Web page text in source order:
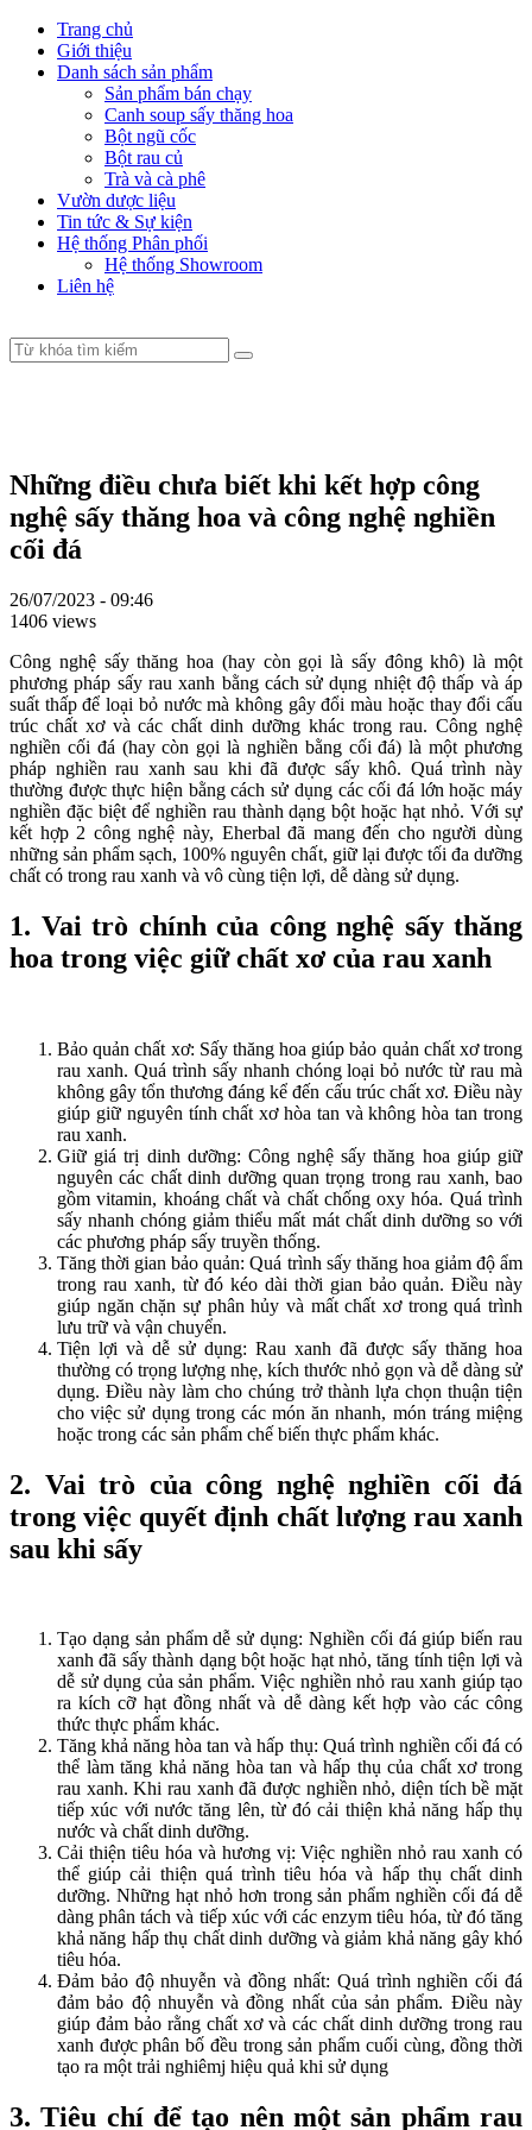
Trang chủ
Giới thiệu
Danh sách sản phẩm
Sản phẩm bán chạy
Canh soup sấy thăng hoa
Bột ngũ cốc
Bột rau củ
Trà và cà phê
Vườn dược liệu
Tin tức & Sự kiện
Hệ thống Phân phối
Hệ thống Showroom
Liên hệ
Những điều chưa biết khi kết hợp công
nghệ sấy thăng hoa và công nghệ nghiền
cối đá
26/07/2023 - 09:46
1406 views
Công nghệ sấy thăng hoa (hay còn gọi là sấy đông khô) là một
phương pháp sấy rau xanh bằng cách sử dụng nhiệt độ thấp và áp
suất thấp để loại bỏ nước mà không gây đổi màu hoặc thay đổi cấu
trúc chất xơ và các chất dinh dưỡng khác trong rau. Công nghệ
nghiền cối đá (hay còn gọi là nghiền bằng cối đá) là một phương
pháp nghiền rau xanh sau khi đã được sấy khô. Quá trình này
thường được thực hiện bằng cách sử dụng các cối đá lớn hoặc máy
nghiền đặc biệt để nghiền rau thành dạng bột hoặc hạt nhỏ. Với sự
kết hợp 2 công nghệ này, Eherbal đã mang đến cho người dùng
những sản phẩm sạch, 100% nguyên chất, giữ lại được tối đa dưỡng
chất có trong rau xanh và vô cùng tiện lợi, dễ dàng sử dụng.
1. Vai trò chính của công nghệ sấy thăng
hoa trong việc giữ chất xơ của rau xanh
Bảo quản chất xơ: Sấy thăng hoa giúp bảo quản chất xơ trong
rau xanh. Quá trình sấy nhanh chóng loại bỏ nước từ rau mà
không gây tổn thương đáng kể đến cấu trúc chất xơ. Điều này
giúp giữ nguyên tính chất xơ hòa tan và không hòa tan trong
rau xanh.
Giữ giá trị dinh dưỡng: Công nghệ sấy thăng hoa giúp giữ
nguyên các chất dinh dưỡng quan trọng trong rau xanh, bao
gồm vitamin, khoáng chất và chất chống oxy hóa. Quá trình
sấy nhanh chóng giảm thiểu mất mát chất dinh dưỡng so với
các phương pháp sấy truyền thống.
Tăng thời gian bảo quản: Quá trình sấy thăng hoa giảm độ ẩm
trong rau xanh, từ đó kéo dài thời gian bảo quản. Điều này
giúp ngăn chặn sự phân hủy và mất chất xơ trong quá trình
lưu trữ và vận chuyển.
Tiện lợi và dễ sử dụng: Rau xanh đã được sấy thăng hoa
thường có trọng lượng nhẹ, kích thước nhỏ gọn và dễ dàng sử
dụng. Điều này làm cho chúng trở thành lựa chọn thuận tiện
cho việc sử dụng trong các món ăn nhanh, món tráng miệng
hoặc trong các sản phẩm chế biến thực phẩm khác.
2. Vai trò của công nghệ nghiền cối đá
trong việc quyết định chất lượng rau xanh
sau khi sấy
Tạo dạng sản phẩm dễ sử dụng: Nghiền cối đá giúp biến rau
xanh đã sấy thành dạng bột hoặc hạt nhỏ, tăng tính tiện lợi và
dễ sử dụng của sản phẩm. Việc nghiền nhỏ rau xanh giúp tạo
ra kích cỡ hạt đồng nhất và dễ dàng kết hợp vào các công
thức thực phẩm khác.
Tăng khả năng hòa tan và hấp thụ: Quá trình nghiền cối đá có
thể làm tăng khả năng hòa tan và hấp thụ của chất xơ trong
rau xanh. Khi rau xanh đã được nghiền nhỏ, diện tích bề mặt
tiếp xúc với nước tăng lên, từ đó cải thiện khả năng hấp thụ
nước và chất dinh dưỡng.
Cải thiện tiêu hóa và hương vị: Việc nghiền nhỏ rau xanh có
thể giúp cải thiện quá trình tiêu hóa và hấp thụ chất dinh
dưỡng. Những hạt nhỏ hơn trong sản phẩm nghiền cối đá dễ
dàng phân tách và tiếp xúc với các enzym tiêu hóa, từ đó tăng
khả năng hấp thụ chất dinh dưỡng và giảm khả năng gây khó
tiêu hóa.
Đảm bảo độ nhuyễn và đồng nhất: Quá trình nghiền cối đá
đảm bảo độ nhuyễn và đồng nhất của sản phẩm. Điều này
giúp đảm bảo rằng chất xơ và các chất dinh dưỡng trong rau
xanh được phân bố đều trong sản phẩm cuối cùng, đồng thời
tạo ra một trải nghiêmj hiệu quả khi sử dụng
3. Tiêu chí để tạo nên một sản phẩm rau